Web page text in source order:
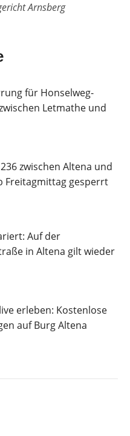
Arnsberg
für Honselweg-
Letmathe und
236 zwischen Altena und
Freitagmittag gesperrt
Auf der
in Altena gilt wieder
erleben: Kostenlose
auf Burg Altena